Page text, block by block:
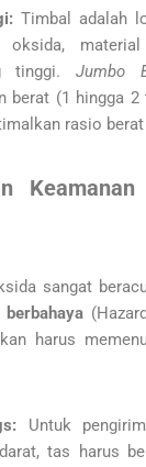
Timbal adalah
oksida,
tinggi. Jumbo
berat (1 hingga
rasio
sangat
harus
Untuk
tas harus